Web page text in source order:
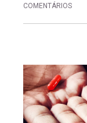
COMENTÁRIOS